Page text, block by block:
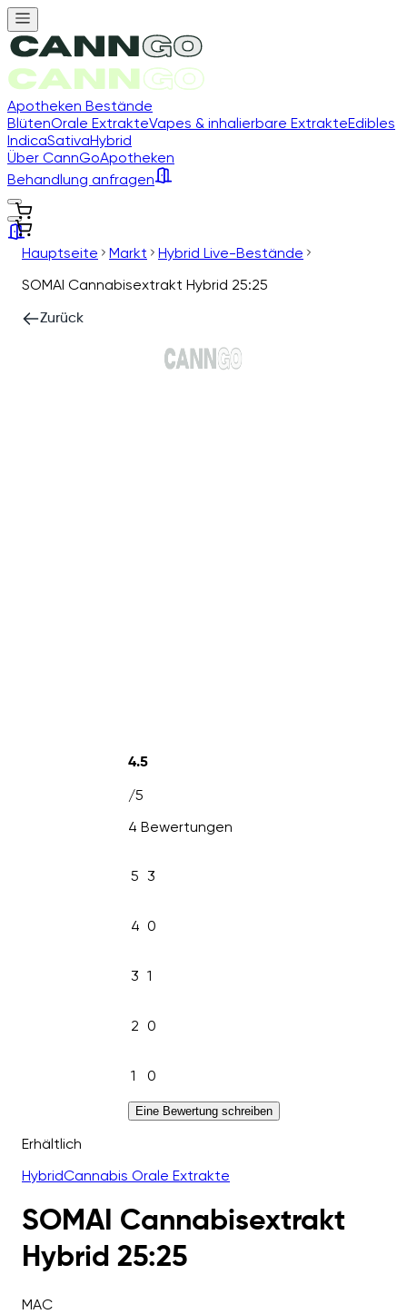
Apotheken Bestände
BlütenOrale ExtrakteVapes & inhalierbare ExtrakteEdibles
IndicaSativaHybrid
Über CannGoApotheken
Behandlung anfragen
Hauptseite Markt
Hybrid Live-Bestände
SOMAI Cannabisextrakt Hybrid 25:25
Zurück
4.5
/5
4 Bewertungen
5 3
4 0
3 1
2 0
1 0
Eine Bewertung schreiben
Erhältlich
HybridCannabis Orale Extrakte
SOMAI Cannabisextrakt
Hybrid 25:25
MAC